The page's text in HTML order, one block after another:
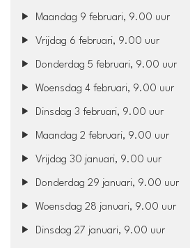
Maandag 9 februari, 9.00 uur
Vrijdag 6 februari, 9.00 uur
Donderdag 5 februari, 9.00 uur
Woensdag 4 februari, 9.00 uur
Dinsdag 3 februari, 9.00 uur
Maandag 2 februari, 9.00 uur
Vrijdag 30 januari, 9.00 uur
Donderdag 29 januari, 9.00 uur
Woensdag 28 januari, 9.00 uur
Dinsdag 27 januari, 9.00 uur